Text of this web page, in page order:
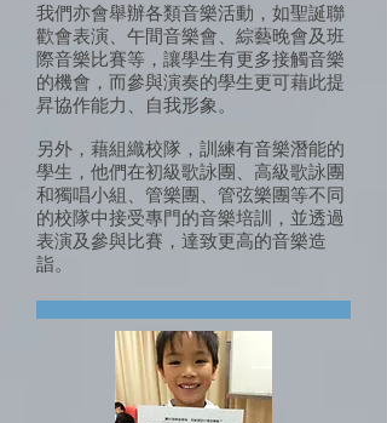
我們亦會舉辦各類音樂活動，如聖誕聯
歡會表演、午間音樂會、綜藝晚會及班
際音樂比賽等，讓學生有更多接觸音樂
的機會，而參與演奏的學生更可藉此提
昇協作能力、自我形象。
另外，藉組織校隊，訓練有音樂潛能的
學生，他們在初級歌詠團、高級歌詠團
和獨唱小組、管樂團、管弦樂團等不同
的校隊中接受專門的音樂培訓，並透過
表演及參與比賽，達致更高的音樂造
詣。